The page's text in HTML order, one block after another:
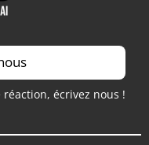
écrivez nous !